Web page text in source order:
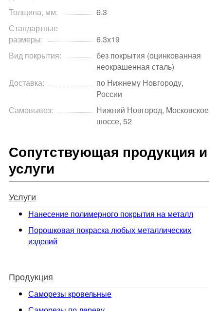
Толщина, мм:
6.3
Стандартные
размеры:
6.3х19
Вид покрытия:
без покрытия (оцинкованная
неокрашенная сталь)
Доставка:
по Нижнему Новгороду,
России
Самовывоз:
Нижний Новгород, Московское
шоссе, 52
Сопутствующая продукция и
услуги
Услуги
Нанесение полимерного покрытия на металл
Порошковая покраска любых металлических
изделий
Продукция
Саморезы кровельные